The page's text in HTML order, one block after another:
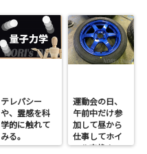
テレパシー
や、霊感を科
学的に触れて
みる。
運動会の日、
午前中だけ参
加して昼から
仕事してホイ
ール交換！